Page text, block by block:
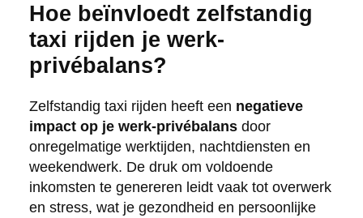
Hoe beïnvloedt zelfstandig
taxi rijden je werk-
privébalans?
Zelfstandig taxi rijden heeft een negatieve
impact op je werk-privébalansdoor
onregelmatige werktijden, nachtdiensten en
weekendwerk. De druk om voldoende
inkomsten te genereren leidt vaak tot overwerk
en stress, wat je gezondheid en persoonlijke